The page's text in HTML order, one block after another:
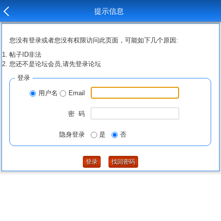
提示信息
您没有登录或者您没有权限访问此页面，可能如下几个原因:
帖子ID非法
您还不是论坛会员,请先登录论坛
登录
用户名 Email
密 码
隐身登录 是 否